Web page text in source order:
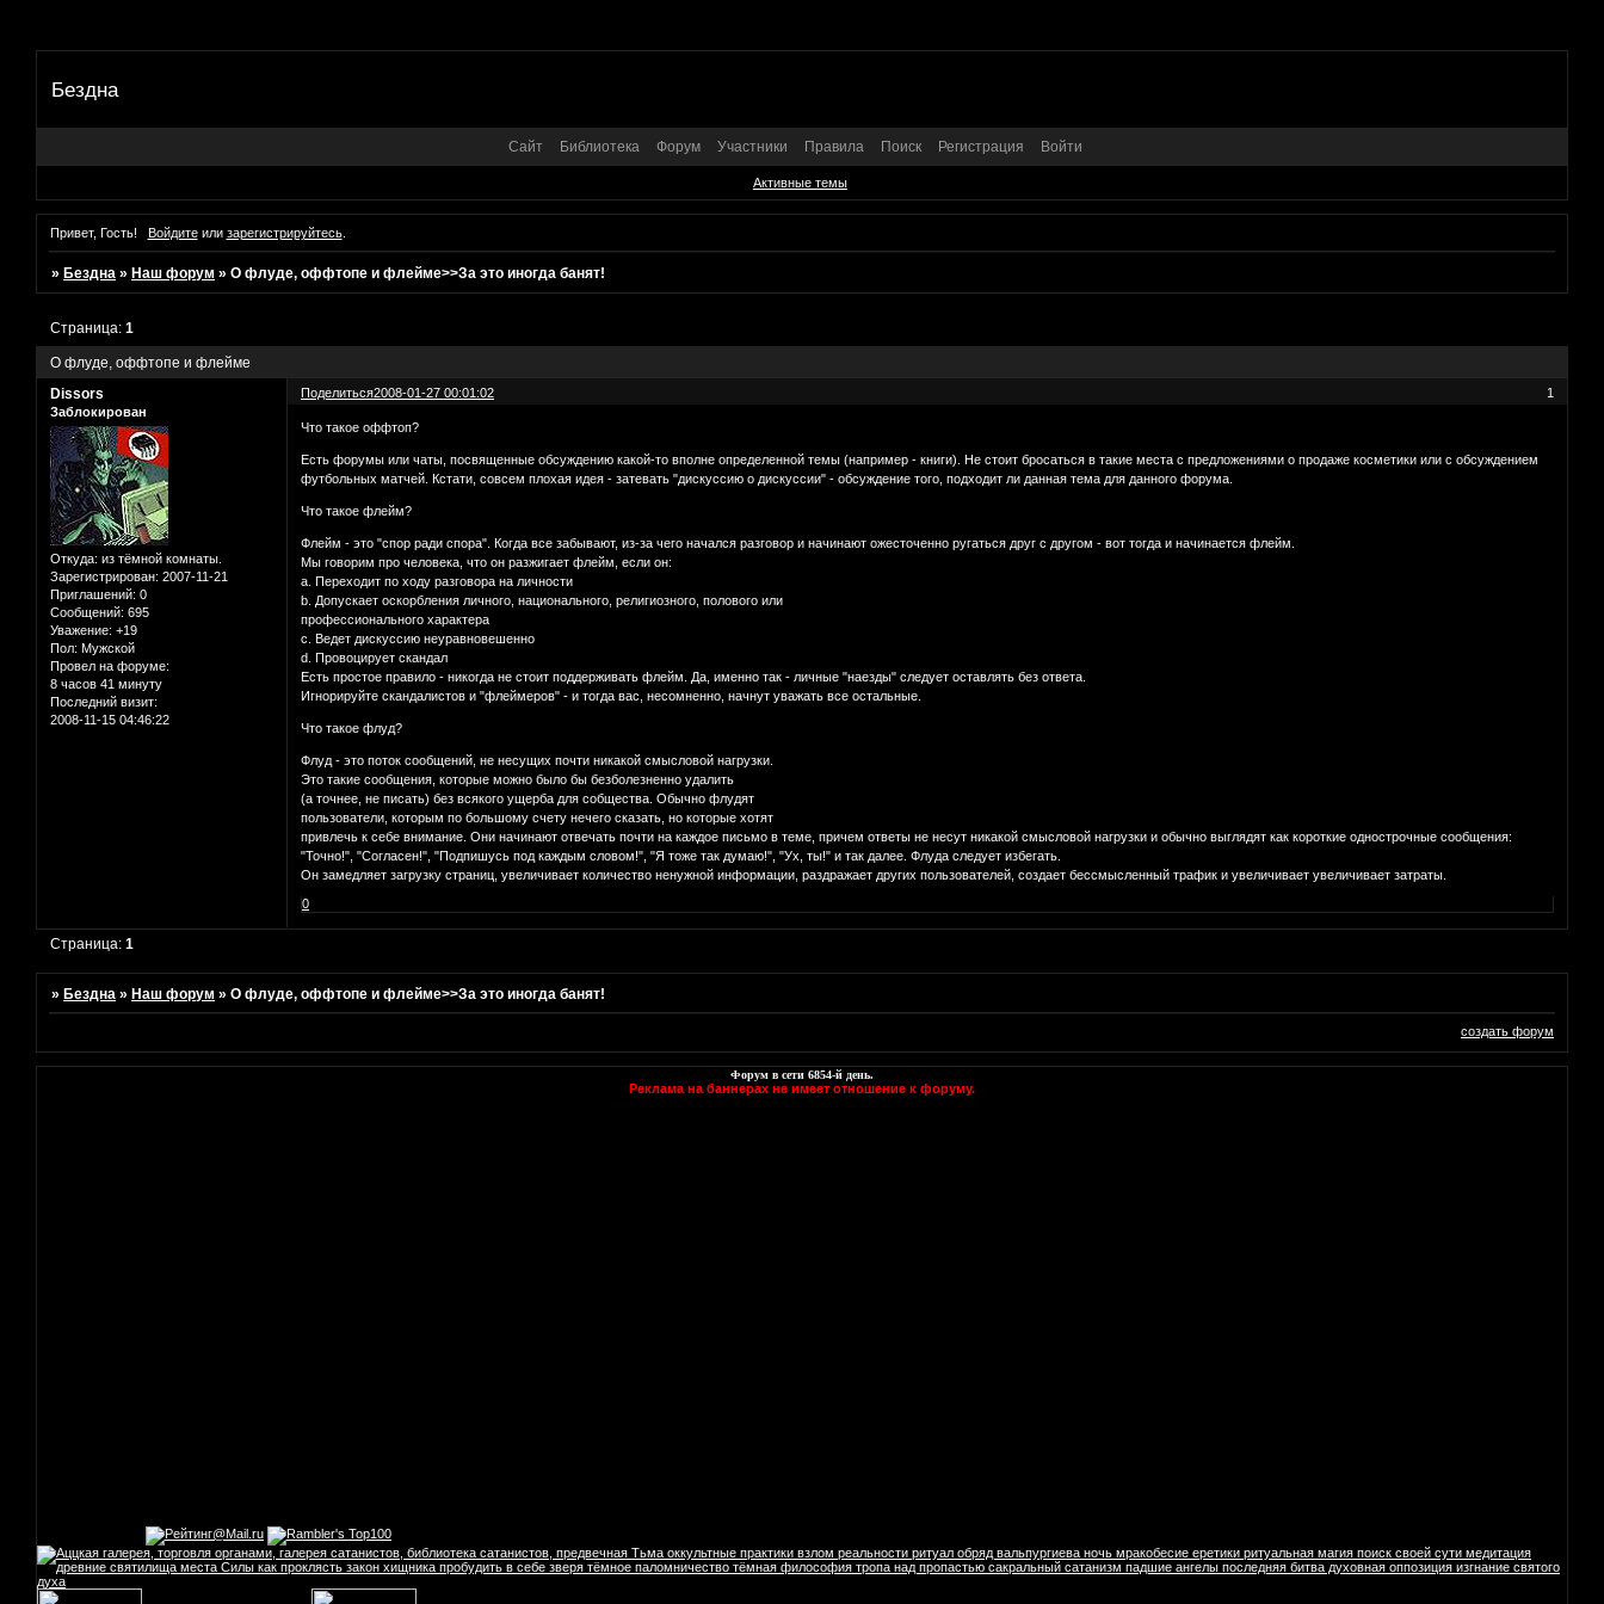
Бездна
Сайт Библиотека Форум Участники Правила Поиск Регистрация Войти
Активные темы
Привет, Гость! Войдитеили зарегистрируйтесь.
»Бездна »Наш форум »О флуде, оффтопе и флейме>>За это иногда банят!
О флуде, оффтопе и флейме
Страница:1
Поделиться 1
2008-01-27 00:01:02
Dissors
Заблокирован
Откуда: из тёмной комнаты.
Зарегистрирован: 2007-11-21
Приглашений: 0
Сообщений: 695
Уважение: +19
Пол: Мужской
Провел на форуме:
8 часов 41 минуту
Последний визит:
2008-11-15 04:46:22
Что такое оффтоп?
Есть форумы или чаты, посвященные обсуждению какой-то вполне определенной темы (например - книги). Не стоит бросаться в такие места с предложениями о продаже косметики или с обсуждением
футбольных матчей. Кстати, совсем плохая идея - затевать "дискуссию о дискуссии" - обсуждение того, подходит ли данная тема для данного форума.
Что такое флейм?
Флейм - это "спор ради спора". Когда все забывают, из-за чего начался разговор и начинают ожесточенно ругаться друг с другом - вот тогда и начинается флейм.
Мы говорим про человека, что он разжигает флейм, если он:
a. Переходит по ходу разговора на личности
b. Допускает оскорбления личного, национального, религиозного, полового или
профессионального характера
c. Ведет дискуссию неуравновешенно
d. Провоцирует скандал
Есть простое правило - никогда не стоит поддерживать флейм. Да, именно так - личные "наезды" следует оставлять без ответа.
Игнорируйте скандалистов и "флеймеров" - и тогда вас, несомненно, начнут уважать все остальные.
Что такое флуд?
Флуд - это поток сообщений, не несущих почти никакой смысловой нагрузки.
Это такие сообщения, которые можно было бы безболезненно удалить
(а точнее, не писать) без всякого ущерба для собщества. Обычно флудят
пользователи, которым по большому счету нечего сказать, но которые хотят
привлечь к себе внимание. Они начинают отвечать почти на каждое письмо в теме, причем ответы не несут никакой смысловой нагрузки и обычно выглядят как короткие однострочные сообщения:
"Точно!", "Согласен!", "Подпишусь под каждым словом!", "Я тоже так думаю!", "Ух, ты!" и так далее. Флуда следует избегать.
Он замедляет загрузку страниц, увеличивает количество ненужной информации, раздражает других пользователей, создает бессмысленный трафик и увеличивает увеличивает затраты.
0
Страница:1
»Бездна »Наш форум »О флуде, оффтопе и флейме>>За это иногда банят!
создать форум
Форум в сети 6854-й день.
Реклама на баннерах не имеет отношение к форуму.